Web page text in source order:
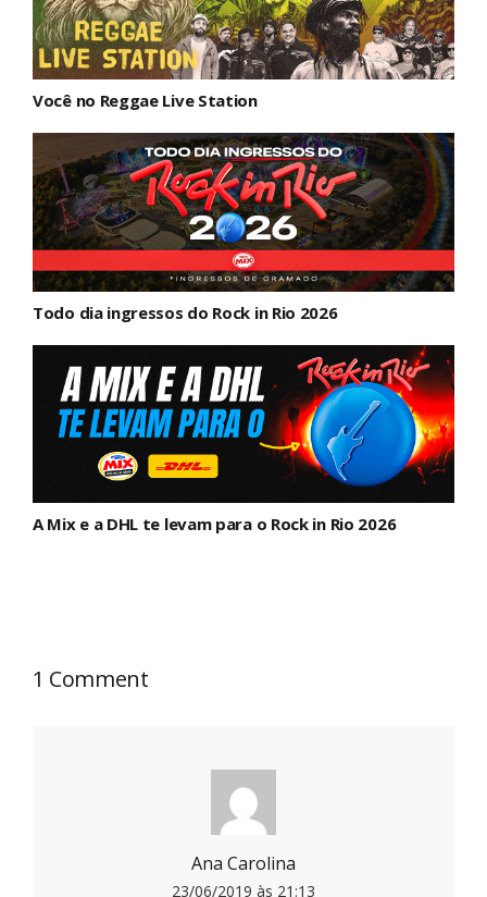
Você no Reggae Live Station
Todo dia ingressos do Rock in Rio 2026
A Mix e a DHL te levam para o Rock in Rio 2026
1 Comment
Ana Carolina
23/06/2019 às 21:13